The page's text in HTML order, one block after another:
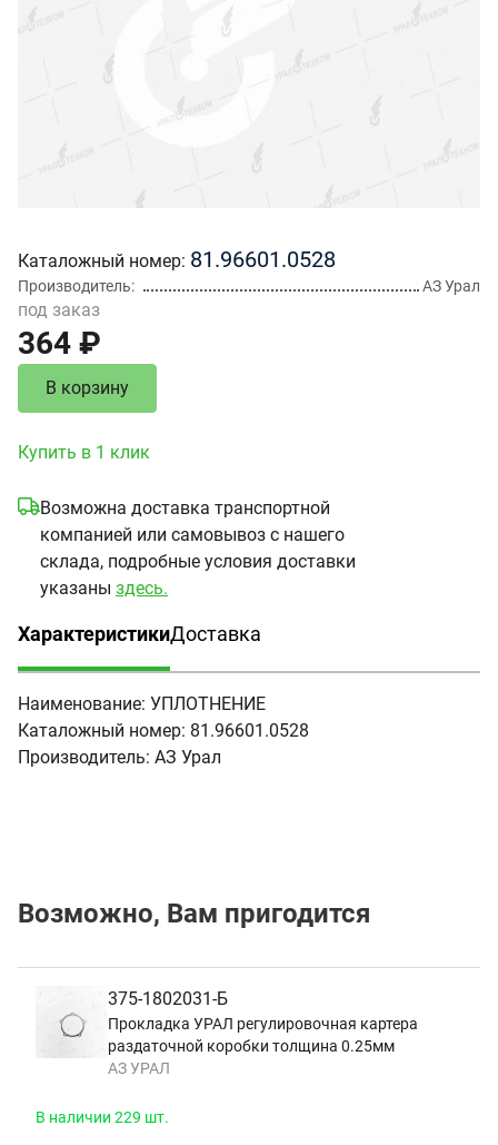
Каталожный номер 81.96601.0528
Производитель АЗ Урал
под заказ
364 ₽
В корзину
Купить в 1 клик
Возможна доставка транспортной
компанией или самовывоз с нашего
склада, подробные условия доставки
указаны здесь.
Характеристики
(активная вкладка)
Доставка
Наименование: УПЛОТНЕНИЕ
Каталожный номер: 81.96601.0528
Производитель: АЗ Урал
Возможно, Вам пригодится
375-1802031-Б
Прокладка УРАЛ регулировочная картера
раздаточной коробки толщина 0.25мм
АЗ УРАЛ
В наличии 229 шт.